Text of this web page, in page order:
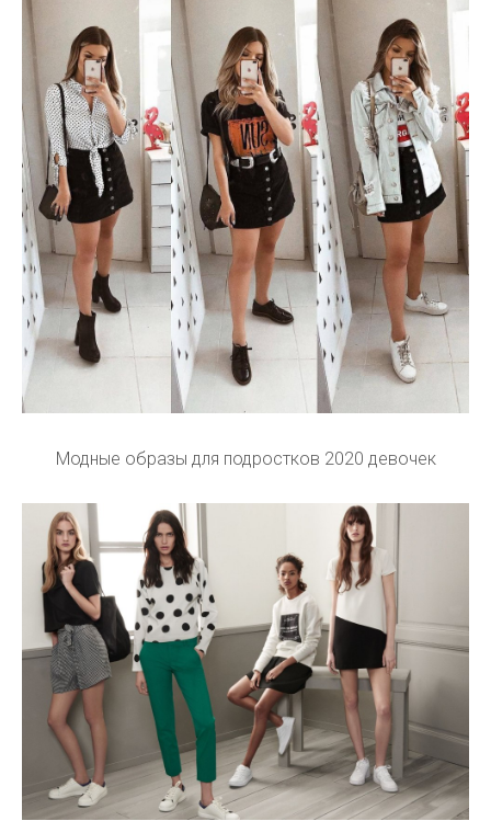
Модные образы для подростков 2020 девочек